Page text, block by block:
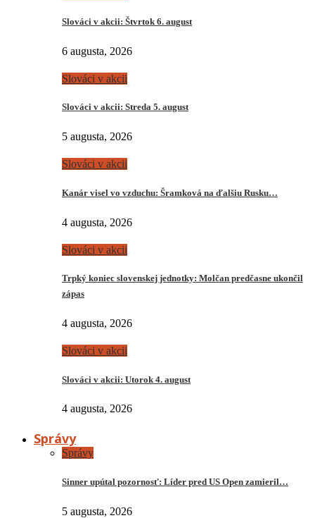
Slováci v akcii: Štvrtok 6. august
6 augusta, 2026
Slováci v akcii
Slováci v akcii: Streda 5. august
5 augusta, 2026
Slováci v akcii
Kanár visel vo vzduchu: Šramková na ďalšiu Rusku…
4 augusta, 2026
Slováci v akcii
Trpký koniec slovenskej jednotky: Molčan predčasne ukončil
zápas
4 augusta, 2026
Slováci v akcii
Slováci v akcii: Utorok 4. august
4 augusta, 2026
Správy
Správy
Sinner upútal pozornosť: Líder pred US Open zamieril…
5 augusta, 2026